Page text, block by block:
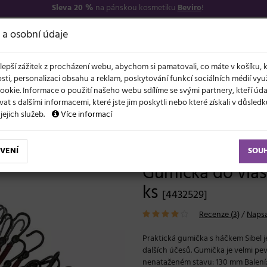
Sleva 20 % na pánskou kosmetikuBeviro!
NOVĚ LÉTO A VLASY AKCE
Sibel - mix, 12 ks
Gumička do
ks [4432529]
Recenze (3)/
Praktická gumička s háčkem
dalších účesů. Gumička je velmi
nenataženém stavu: 130 mm
osobní údaje
zážitek z procházení webu, abychom si pamatovali, co máte v košíku,
personalizaci obsahu a reklam, poskytování funkcí sociálních médií
Informace o použití našeho webu sdílíme se svými partnery, kteří
s dalšími informacemi, které jste jim poskytli nebo které získali v
služeb.
Více informací